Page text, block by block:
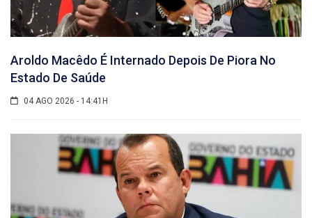
Aroldo Macêdo É Internado Depois De Piora No
Estado De Saúde
04 AGO 2026 - 14:41H